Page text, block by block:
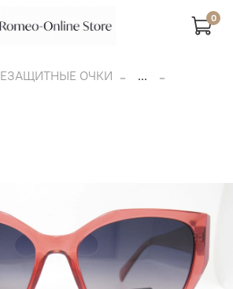
0
ОЧКИ
...